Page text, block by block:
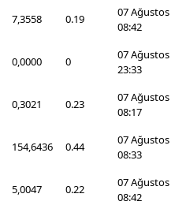
7,3558 0.19
07 Ağustos
08:42
0,0000 0
07 Ağustos
23:33
0,3021 0.23
07 Ağustos
08:17
154,6436 0.44
07 Ağustos
08:33
5,0047 0.22
07 Ağustos
08:42